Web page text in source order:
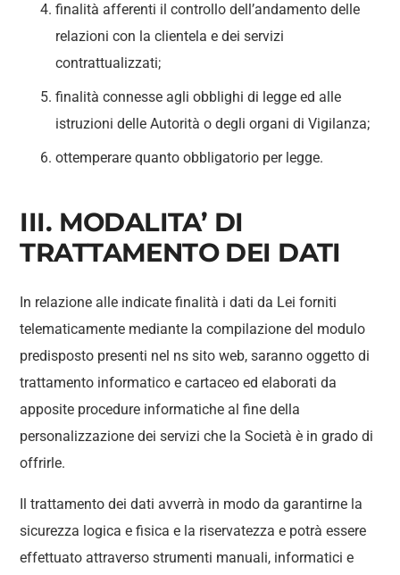
finalità afferenti il controllo dell’andamento delle
relazioni con la clientela e dei servizi
contrattualizzati;
finalità connesse agli obblighi di legge ed alle
istruzioni delle Autorità o degli organi di Vigilanza;
ottemperare quanto obbligatorio per legge.
III. MODALITA’ DI
TRATTAMENTO DEI DATI
In relazione alle indicate finalità i dati da Lei forniti
telematicamente mediante la compilazione del modulo
predisposto presenti nel ns sito web, saranno oggetto di
trattamento informatico e cartaceo ed elaborati da
apposite procedure informatiche al fine della
personalizzazione dei servizi che la Società è in grado di
offrirle.
Il trattamento dei dati avverrà in modo da garantirne la
sicurezza logica e fisica e la riservatezza e potrà essere
effettuato attraverso strumenti manuali, informatici e